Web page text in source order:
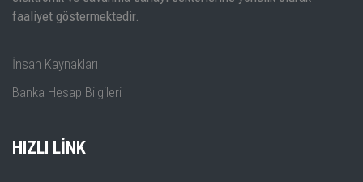
faaliyet göstermektedir.
İnsan Kaynakları
Banka Hesap Bilgileri
HIZLI LINK